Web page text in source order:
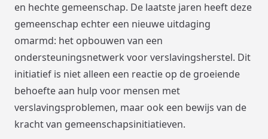
en hechte gemeenschap. De laatste jaren heeft deze
gemeenschap echter een nieuwe uitdaging
omarmd: het opbouwen van een
ondersteuningsnetwerk voor verslavingsherstel. Dit
initiatief is niet alleen een reactie op de groeiende
behoefte aan hulp voor mensen met
verslavingsproblemen, maar ook een bewijs van de
kracht van gemeenschapsinitiatieven.